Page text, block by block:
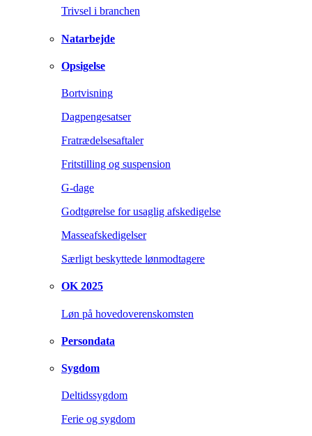
Trivsel i branchen
Natarbejde
Opsigelse
Bortvisning
Dagpengesatser
Fratrædelsesaftaler
Fritstilling og suspension
G-dage
Godtgørelse for usaglig afskedigelse
Masseafskedigelser
Særligt beskyttede lønmodtagere
OK 2025
Løn på hovedoverenskomsten
Persondata
Sygdom
Deltidssygdom
Ferie og sygdom